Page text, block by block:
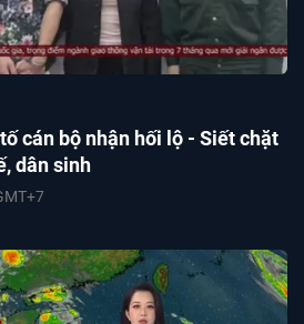
cán bộ nhận hối lộ - Siết chặt
dân sinh